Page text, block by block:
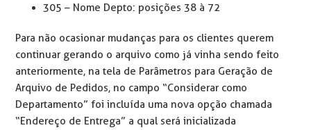
305 – Nome Depto: posições 38 à 72
Para não ocasionar mudanças para os clientes querem
continuar gerando o arquivo como já vinha sendo feito
anteriormente, na tela de Parâmetros para Geração de
Arquivo de Pedidos, no campo “Considerar como
Departamento” foi incluída uma nova opção chamada
“Endereço de Entrega” a qual será inicializada